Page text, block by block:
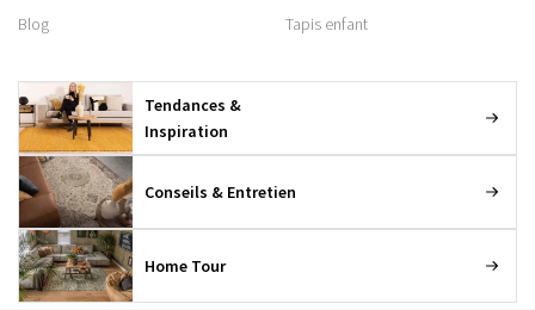
Blog
Tapis enfant
Tendances &
Inspiration
Conseils & Entretien
Home Tour